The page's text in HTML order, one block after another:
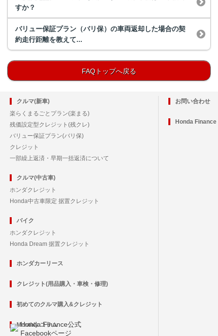
すか？
バリュー保証プラン（バリ保）の車両返却した場合の契
約走行距離を教えて...
FAQトップへ戻る
クルマ(新車)
楽らくまるごとプラン(楽まる)
残価設定型クレジット(残クレ)
バリュー保証プラン(バリ保)
クレジット
一部繰上返済・早期一括返済について
クルマ(中古車)
ホンダクレジット
Honda中古車限定 据置クレジット
バイク
ホンダクレジット
Honda Dream 据置クレジット
ホンダカーリース
クレジット(用品購入・車検・修理)
初めてのクルマ購入&クレジット
Monthly コラム
お問い合わせ
Honda Finance
Honda Finance公式
Facebookページ